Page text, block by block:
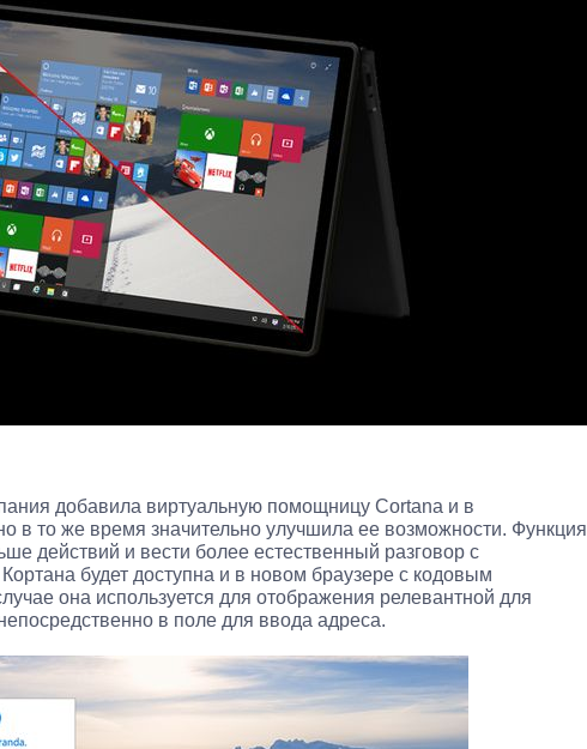
добавила виртуальную помощницу Cortana и в
в то же время значительно улучшила ее возможности. Функция
действий и вести более естественный разговор с
будет доступна и в новом браузере с кодовым
она используется для отображения релевантной для
в поле для ввода адреса.